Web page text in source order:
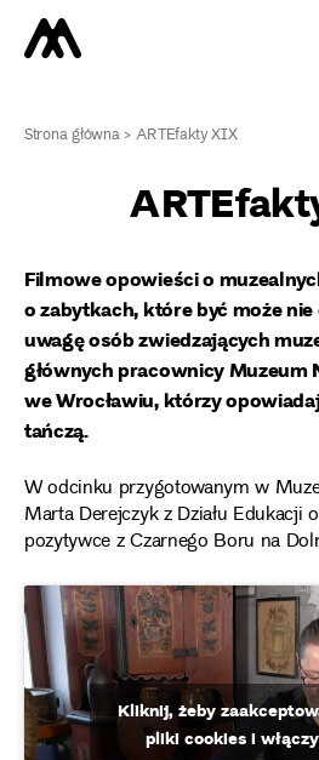
Strona główna>ARTEfakty XIX
Filmowe opowieści o
o zabytkach, które być może
uwagę osób zwiedzających
głównych pracownicy Muzeum
we Wrocławiu, którzy
tańczą.
W odcinku przygotowanym w
Marta Derejczyk z Działu
pozytywce z Czarnego Boru na
Kliknij, żeby
pliki cookies i